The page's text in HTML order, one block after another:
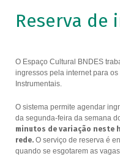
Reserva de
O Espaço Cultural BNDES
ingressos pela internet para
Instrumentais.
O sistema permite agendar
da segunda-feira da semana
minutos de variação neste
rede.O serviço de reserva é
quando se esgotarem as